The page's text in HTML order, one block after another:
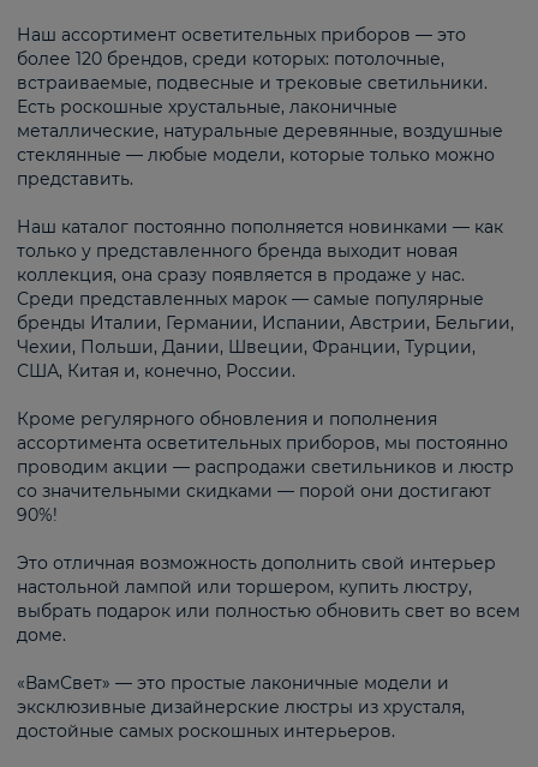
Наш ассортимент осветительных приборов — это
более 120 брендов, среди которых: потолочные,
встраиваемые, подвесные и трековые светильники.
Есть роскошные хрустальные, лаконичные
металлические, натуральные деревянные, воздушные
стеклянные — любые модели, которые только можно
представить.
Наш каталог постоянно пополняется новинками — как
только у представленного бренда выходит новая
коллекция, она сразу появляется в продаже у нас.
Среди представленных марок — самые популярные
бренды Италии, Германии, Испании, Австрии, Бельгии,
Чехии, Польши, Дании, Швеции, Франции, Турции,
США, Китая и, конечно, России.
Кроме регулярного обновления и пополнения
ассортимента осветительных приборов, мы постоянно
проводим акции — распродажи светильников и люстр
со значительными скидками — порой они достигают
90%!
Это отличная возможность дополнить свой интерьер
настольной лампой или торшером, купить люстру,
выбрать подарок или полностью обновить свет во всем
доме.
«ВамСвет» — это простые лаконичные модели и
эксклюзивные дизайнерские люстры из хрусталя,
достойные самых роскошных интерьеров.